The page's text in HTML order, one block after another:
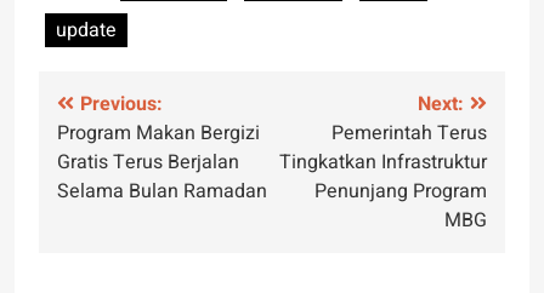
update
Post
navigation
Previous:
Program Makan Bergizi
Gratis Terus Berjalan
Selama Bulan Ramadan
Next:
Pemerintah Terus
Tingkatkan Infrastruktur
Penunjang Program
MBG